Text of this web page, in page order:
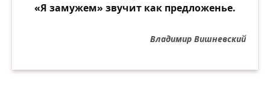
«Я замужем» звучит как предложенье.
Владимир Вишневский